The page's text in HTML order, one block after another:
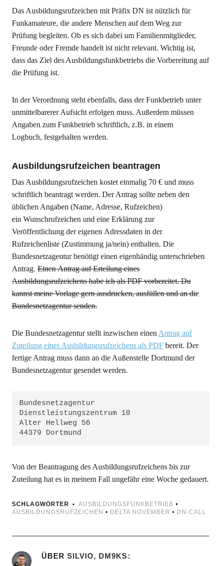
Das Ausbildungsrufzeichen mit Präfix DN ist nützlich für
Funkamateure, die andere Menschen auf dem Weg zur
Prüfung begleiten. Ob es sich dabei um Familienmitglieder,
Freunde oder Fremde handelt ist nicht relevant. Wichtig ist,
dass das Ziel des Ausbildungsfunkbetriebs die Vorbereitung auf
die Prüfung ist.
In der Verordnung steht ebenfalls, dass der Funkbetrieb unter
unmittelbarerer Aufsicht erfolgen muss. Außerdem müssen
Angaben zum Funkbetrieb schriftlich, z.B. in einem
Logbuch, festgehalten werden.
Ausbildungsrufzeichen beantragen
Das Ausbildungsrufzeichen kostet einmalig 70 € und muss
schriftlich beantragt werden. Der Antrag sollte neben den
üblichen Angaben (Name, Adresse, Rufzeichen)
ein Wunschrufzeichen und eine Erklärung zur
Veröffentlichung der eigenen Adressdaten in der
Rufzeichenliste (Zustimmung ja/nein) enthalten. Die
Bundesnetzagentur benötigt einen eigenhändig unterschrieben
Antrag.Einen Antrag auf Erteilung eines
Ausbildungsrufzeichens habe ich als PDF vorbereitet. Du
kannst meine Vorlage gern ausdrucken, ausfüllen und an die
Bundesnetzagentur senden.
Die Bundesnetzagentur stellt inzwischen einenAntrag auf
Zuteilung eines Ausbildungsrufzeichens als PDFbereit. Der
fertige Antrag muss dann an die Außenstelle Dortmund der
Bundesnetzagentur gesendet werden.
Bundesnetzagentur
Dienstleistungszentrum 10
Alter Hellweg 56
44379 Dortmund
Von der Beantragung des Ausbildungsrufzeichens bis zur
Zuteilung hat es in meinem Fall ungefähr eine Woche gedauert.
SCHLAGWÖRTER AUSBILDUNGSFUNKBETRIEB •
AUSBILDUNGSRUFZEICHEN • DELTA NOVEMBER • DN-CALL
ÜBER SILVIO, DM9KS